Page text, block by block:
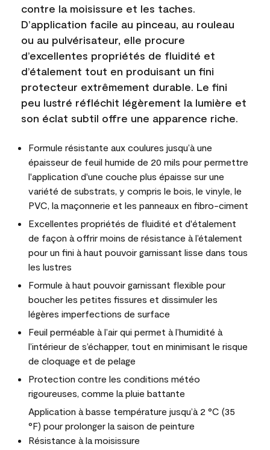
contre la moisissure et les taches.
D’application facile au pinceau, au rouleau
ou au pulvérisateur, elle procure
d’excellentes propriétés de fluidité et
d’étalement tout en produisant un fini
protecteur extrêmement durable. Le fini
peu lustré réfléchit légèrement la lumière et
son éclat subtil offre une apparence riche.
Formule résistante aux coulures jusqu’à une
épaisseur de feuil humide de 20 mils pour permettre
l'application d'une couche plus épaisse sur une
variété de substrats, y compris le bois, le vinyle, le
PVC, la maçonnerie et les panneaux en fibro-ciment
Excellentes propriétés de fluidité et d'étalement
de façon à offrir moins de résistance à l’étalement
pour un fini à haut pouvoir garnissant lisse dans tous
les lustres
Formule à haut pouvoir garnissant flexible pour
boucher les petites fissures et dissimuler les
légères imperfections de surface
Feuil perméable à l’air qui permet à l’humidité à
l’intérieur de s’échapper, tout en minimisant le risque
de cloquage et de pelage
Protection contre les conditions météo
rigoureuses, comme la pluie battante
Application à basse température jusqu’à 2 °C (35
°F) pour prolonger la saison de peinture
Résistance à la moisissure